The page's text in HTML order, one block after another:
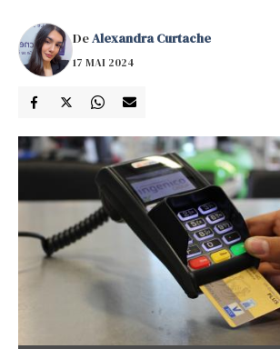
DeAlexandra Curtache
17 MAI 2024